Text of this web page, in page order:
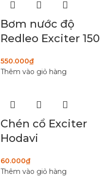
Bơm nước độ
Redleo Exciter 150
550.000₫
Thêm vào giỏ hàng
Chén cổ Exciter
Hodavi
60.000₫
Thêm vào giỏ hàng